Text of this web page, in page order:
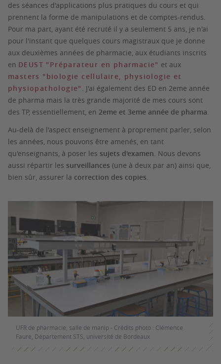
des séances d'applications plus pratiques du cours et qui
prennent la forme de manipulations et de comptes-rendus.
Pour ma part, ayant été recruté il y a seulement 5 ans, je n'ai
pour l'instant que quelques cours magistraux que je donne
aux deuxièmes années de pharmacie, aux étudiants inscrits
en DEUST "Préparateur en pharmacie" et aux
masters "biologie cellulaire, physiologie et
physiopathologie" . J'ai également des ED en 2eme année
de pharma mais la très grande majorité de mes cours sont
des TP, essentiellement, en 2eme et 3eme année de pharma.
Au-delà de l'aspect enseignement à proprement parler, selon
les années, nous pouvons être amenés, en tant
qu'enseignants, à poser les sujets d'examen. Nous devons
aussi répartir les surveillances (une à deux par an) ainsi que,
bien sûr, assurer la correction des copies.
UFR de pharmacie, salle de manip - Crédits photo : Clémence
Faure, Département STS, université de Bordeaux